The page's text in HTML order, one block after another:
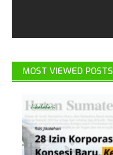
MOST VIEWED POSTS